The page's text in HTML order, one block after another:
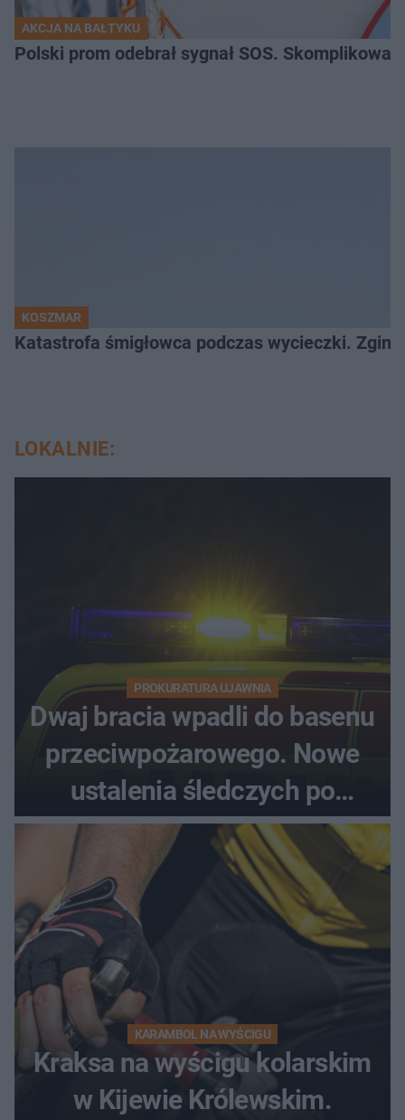
AKCJA NA BAŁTYKU
Polski prom odebrał sygnał SOS.
KOSZMAR
Katastrofa śmigłowca podczas wycieczki.
LOKALNIE:
PROKURATURA UJAWNIA
Dwaj bracia wpadli do basenu
przeciwpożarowego. Nowe
ustalenia śledczych po
dramatycznej akcji
KARAMBOL NA WYŚCIGU
Kraksa na wyścigu kolarskim
w Kijewie Królewskim.